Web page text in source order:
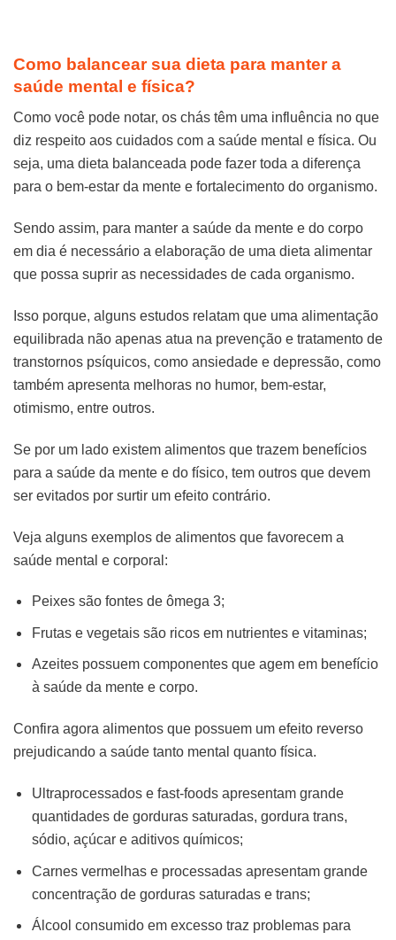
Como balancear sua dieta para manter a
saúde mental e física?
Como você pode notar, os chás têm uma influência no que
diz respeito aos cuidados com a saúde mental e física. Ou
seja, uma dieta balanceada pode fazer toda a diferença
para o bem-estar da mente e fortalecimento do organismo.
Sendo assim, para manter a saúde da mente e do corpo
em dia é necessário a elaboração de uma dieta alimentar
que possa suprir as necessidades de cada organismo.
Isso porque, alguns estudos relatam que uma alimentação
equilibrada não apenas atua na prevenção e tratamento de
transtornos psíquicos, como ansiedade e depressão, como
também apresenta melhoras no humor, bem-estar,
otimismo, entre outros.
Se por um lado existem alimentos que trazem benefícios
para a saúde da mente e do físico, tem outros que devem
ser evitados por surtir um efeito contrário.
Veja alguns exemplos de alimentos que favorecem a
saúde mental e corporal:
Peixes são fontes de ômega 3;
Frutas e vegetais são ricos em nutrientes e vitaminas;
Azeites possuem componentes que agem em benefício
à saúde da mente e corpo.
Confira agora alimentos que possuem um efeito reverso
prejudicando a saúde tanto mental quanto física.
Ultraprocessados e fast-foods apresentam grande
quantidades de gorduras saturadas, gordura trans,
sódio, açúcar e aditivos químicos;
Carnes vermelhas e processadas apresentam grande
concentração de gorduras saturadas e trans;
Álcool consumido em excesso traz problemas para